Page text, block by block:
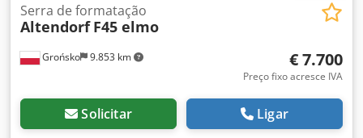
Grońsko 9.853 km
Serra de formatação
Altendorf F45 elmo
€ 7.700
Preço fixo acresce IVA
Solicitar Ligar